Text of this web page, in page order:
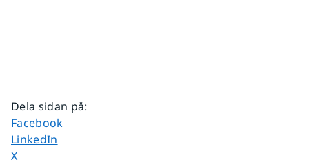
Dela sidan på:
Dela sidan på
Facebook
Dela sidan på
LinkedIn
Dela sidan på
X